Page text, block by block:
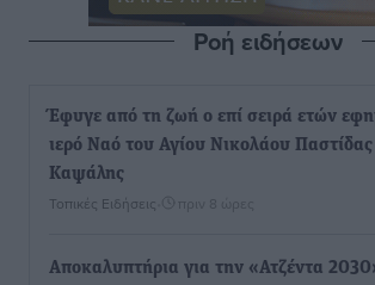
Ροή ειδήσεων
Έφυγε από τη ζωή ο επί σειρά ετών
ιερό Ναό του Αγίου Νικολάου
Καψάλης
Τοπικές Ειδήσεις πριν 8 ώρες
Αποκαλυπτήρια για την «Ατζέντα